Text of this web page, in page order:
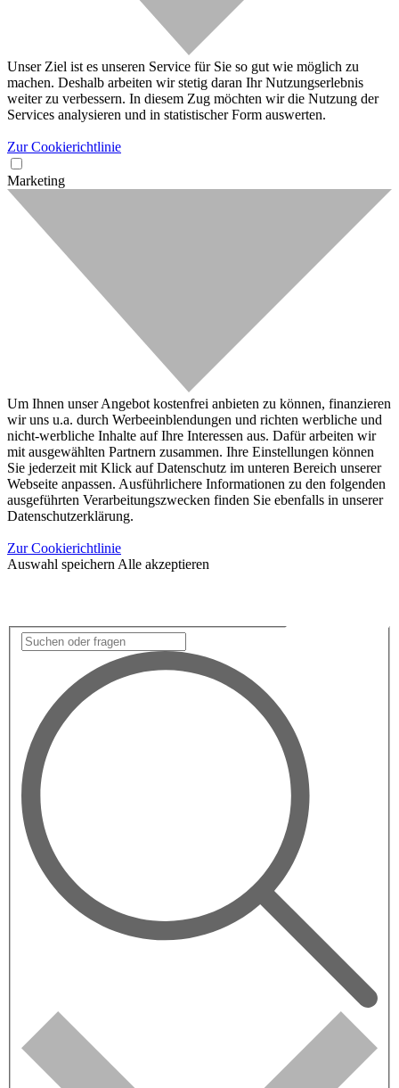
Unser Ziel ist es unseren Service für Sie so gut wie möglich zu
machen. Deshalb arbeiten wir stetig daran Ihr Nutzungserlebnis
weiter zu verbessern. In diesem Zug möchten wir die Nutzung der
Services analysieren und in statistischer Form auswerten.
Zur Cookierichtlinie
Marketing
Um Ihnen unser Angebot kostenfrei anbieten zu können, finanzieren
wir uns u.a. durch Werbeeinblendungen und richten werbliche und
nicht-werbliche Inhalte auf Ihre Interessen aus. Dafür arbeiten wir
mit ausgewählten Partnern zusammen. Ihre Einstellungen können
Sie jederzeit mit Klick auf Datenschutz im unteren Bereich unserer
Webseite anpassen. Ausführlichere Informationen zu den folgenden
ausgeführten Verarbeitungszwecken finden Sie ebenfalls in unserer
Datenschutzerklärung.
Zur Cookierichtlinie
Auswahl speichern Alle akzeptieren